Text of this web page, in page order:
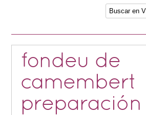
fondeu de
camembert
preparación